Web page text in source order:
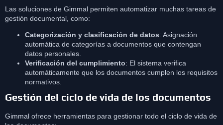
Las soluciones de Gimmal permiten automatizar muchas tareas de
gestión documental, como:
Categorización y clasificación de datos: Asignación
automática de categorías a documentos que contengan
datos personales.
Verificación del cumplimiento: El sistema verifica
automáticamente que los documentos cumplen los requisitos
normativos.
Gestión del ciclo de vida de los documentos
Gimmal ofrece herramientas para gestionar todo el ciclo de vida de